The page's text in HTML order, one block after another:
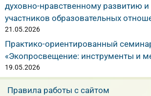
духовно-нравственному развитию
участников образовательных
21.05.2026
Практико-ориентированный
«Экопросвещение: инструменты и
19.05.2026
Правила работы с сайтом